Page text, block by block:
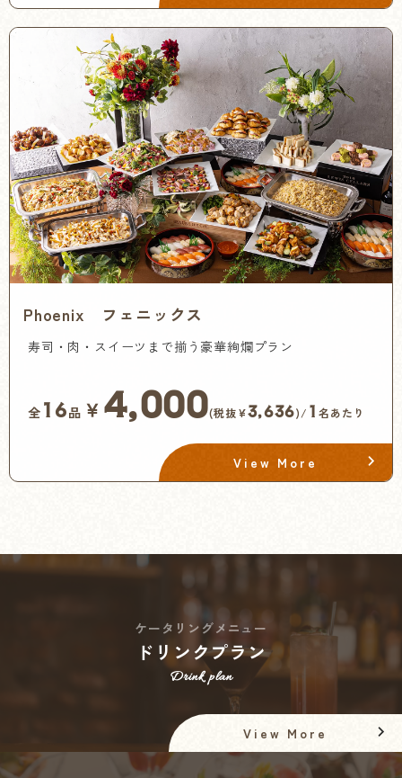
Phoenix フェニックス
寿司・肉・スイーツまで揃う豪華絢爛プラン
全 16品 ￥4,000(税抜¥3,636)/ 1 名あたり
View More
ケータリングメニュー
ドリンクプラン
Drink plan
View More